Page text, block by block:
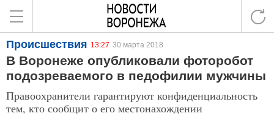
Происшествия 13:27 30 марта 2018
В Воронеже опубликовали фоторобот
подозреваемого в педофилии мужчины
Правоохранители гарантируют конфиденциальность
тем, кто сообщит о его местонахождении